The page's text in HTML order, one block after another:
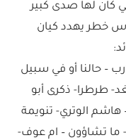
كان لها صدى كبير
خطر يهدد كيان
– حالنا أو في سبيل
طرطرا- ذكرى أبو
هاشم الوتري- تنويمة
ما تشاؤون – ام عوف-